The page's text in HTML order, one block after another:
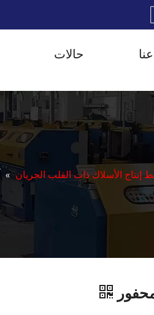
حالات
إنتاج الأسلاك ذات القلب الجريان »